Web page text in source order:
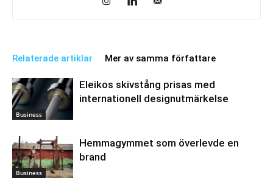
Relaterade artiklar Mer av samma författare
Business
Eleikos skivstång prisas med
internationell designutmärkelse
Business
Hemmagymmet som överlevde en
brand